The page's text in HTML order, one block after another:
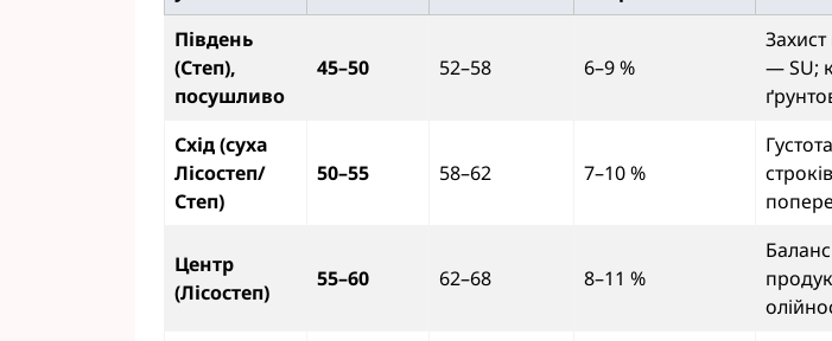
Південь
(Степ),
посушливо
45–50 52–58 6–9 %
— SU;
Схід (суха
Лісостеп/
Степ)
50–55 58–62 7–10 %
Центр
(Лісостеп)
55–60 62–68 8–11 %
Баланс